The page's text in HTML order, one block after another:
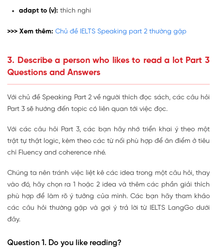
adapt to (v): thích nghi
>>> Xem thêm: Chủ đề IELTS Speaking part 2 thường gặp
3. Describe a person who likes to read a lot Part 3
Questions and Answers
Với chủ đề Speaking Part 2 về người thích đọc sách, các câu hỏi
Part 3 sẽ hướng đến topic có liên quan tới việc đọc.
Với các câu hỏi Part 3, các bạn hãy nhớ triển khai ý theo một
trật tự thật logic, kèm theo các từ nối phù hợp để ăn điểm ở tiêu
chí Fluency and coherence nhé.
Chúng ta nên tránh việc liệt kê các idea trong một câu hỏi, thay
vào đó, hãy chọn ra 1 hoặc 2 idea và thêm các phần giải thích
phù hợp để làm rõ ý tưởng của mình. Các bạn hãy tham khảo
các câu hỏi thường gặp và gợi ý trả lời từ IELTS LangGo dưới
đây.
Question 1. Do you like reading?